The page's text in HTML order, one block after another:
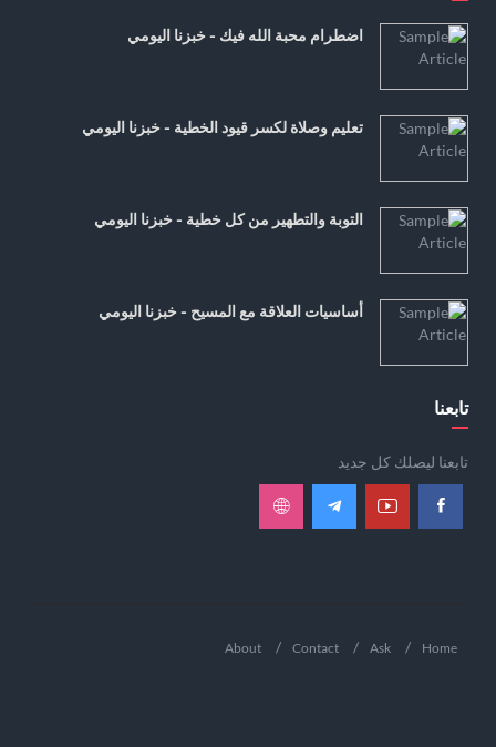
اضطرام محبة الله فيك - خبزنا اليومي
تعليم وصلاة لكسر قيود الخطية - خبزنا اليومي
التوبة والتطهير من كل خطية - خبزنا اليومي
أساسيات العلاقة مع المسيح - خبزنا اليومي
تابعنا
تابعنا ليصلك كل جديد
Home
Ask
Contact
About